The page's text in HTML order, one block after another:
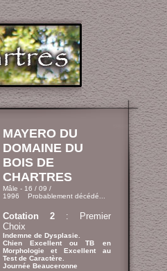
MAYERO DU
DOMAINE DU
BOIS DE
CHARTRES
Mâle - 16 / 09 /
1996 Probablement décédé...
Cotation 2: Premier
Choix
Indemne de Dysplasie.
Chien Excellent ou TB en
Morphologie et Excellent au
Test de Caractère.
Journée Beauceronne